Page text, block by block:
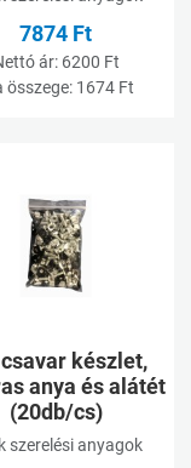
7874 Ft
ár: 6200 Ft
összege: 1674 Ft
adom
készlet,
anya és alátét
(20db/cs)
szerelési anyagok